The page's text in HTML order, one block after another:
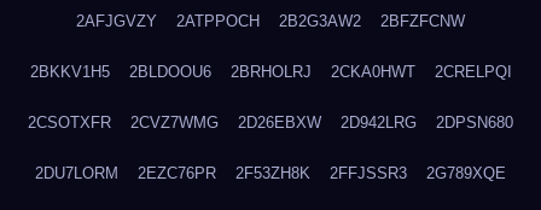
2AFJGVZY 2ATPPOCH 2B2G3AW2 2BFZFCNW
2BKKV1H5 2BLDOOU6 2BRHOLRJ 2CKA0HWT 2CRELPQI
2CSOTXFR 2CVZ7WMG 2D26EBXW 2D942LRG 2DPSN680
2DU7LORM 2EZC76PR 2F53ZH8K 2FFJSSR3 2G789XQE